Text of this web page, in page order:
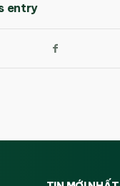
entry